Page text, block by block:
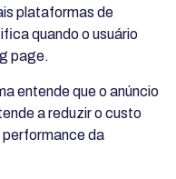
plataformas de
quando o usuário
page.
entende que o anúncio
a reduzir o custo
performance da